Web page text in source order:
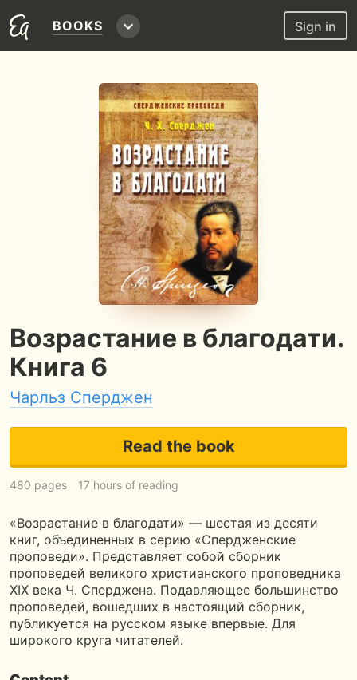
BOOKS Sign in
Возрастание в благодати.
Книга 6
Чарльз Сперджен
Read the book
480 pages 17 hours of reading
«Возрастание в благодати» — шестая из десяти
книг, объединенных в серию «Спердженские
проповеди». Представляет собой сборник
проповедей великого христианского проповедника
ХIХ века Ч. Сперджена. Подавляющее большинство
проповедей, вошедших в настоящий сборник,
публикуется на русском языке впервые. Для
широкого круга читателей.